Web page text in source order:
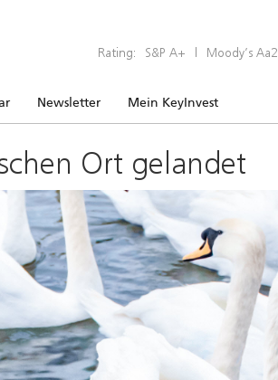
Rating: S&P A+ | Moody’s Aa2
Newsletter Mein KeyInvest
Ort gelandet